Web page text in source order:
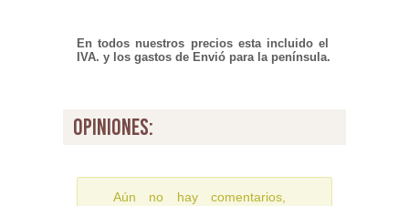
En todos nuestros precios esta incluido el
IVA. y los gastos de Envió para la península.
opiniones:
Aún no hay comentarios,